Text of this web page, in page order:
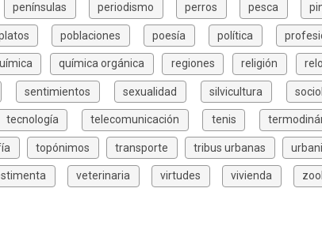
penínsulas periodismo perros pesca
poblaciones poesía política
química orgánica regiones religión
sentimientos sexualidad silvicultura
tecnología telecomunicación tenis
topónimos transporte tribus urbanas
veterinaria virtudes vivienda